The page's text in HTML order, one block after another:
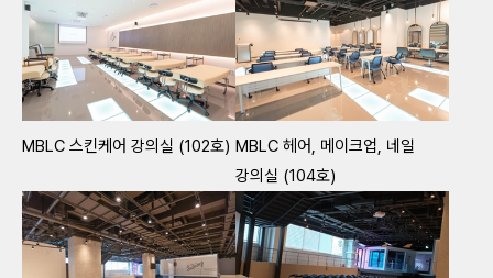
MBLC 스킨케어 강의실 (102호) MBLC 헤어, 메이크업, 네일
강의실 (104호)